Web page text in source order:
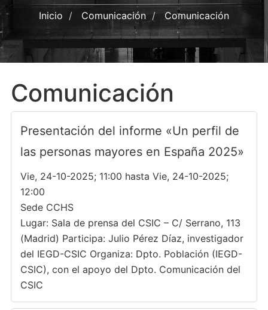
Inicio Comunicación Comunicación
Comunicación
Presentación del informe «Un perfil de
las personas mayores en España 2025»
Vie, 24-10-2025; 11:00 hasta Vie, 24-10-2025;
12:00
Sede CCHS
Lugar: Sala de prensa del CSIC – C/ Serrano, 113
(Madrid) Participa: Julio Pérez Díaz, investigador
del IEGD-CSIC Organiza: Dpto. Población (IEGD-
CSIC), con el apoyo del Dpto. Comunicación del
CSIC